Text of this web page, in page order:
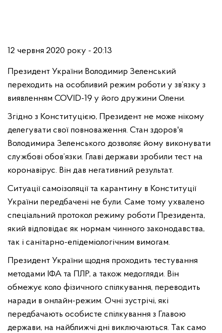
12 червня 2020 року - 20:13
Президент України Володимир Зеленський
переходить на особливий режим роботи у зв’язку з
виявленням COVID-19 у його дружини Олени.
Згідно з Конституцією, Президент не може нікому
делегувати свої повноваження. Стан здоров'я
Володимира Зеленського дозволяє йому виконувати
службові обов’язки. Главі держави зробили тест на
коронавірус. Він дав негативний результат.
Ситуації самоізоляції та карантину в Конституції
України передбачені не були. Саме тому ухвалено
спеціальний протокол режиму роботи Президента,
який відповідає як нормам чинного законодавства,
так і санітарно-епідеміологічним вимогам.
Президент України щодня проходить тестування
методами ІФА та ПЛР, а також медогляди. Він
обмежує коло фізичного спілкування, переводить
наради в онлайн-режим. Очні зустрічі, які
передбачають особисте спілкування з Главою
держави, на найближчі дні виключаються. Так само